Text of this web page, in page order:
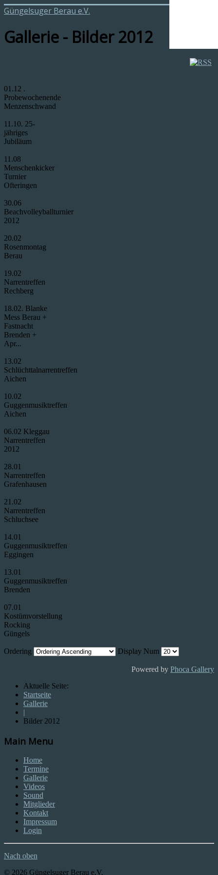
Güngelsuger Berau e.V.
Gallerie - Bilder 2012
01.12 .
Probewochenende
Menzenschwand
11.10. 25-
jähriges
Jubiläum
11.08
Menschenkicker
Turnier
Ofteringen
30.06
Beachvolleyballturnier
2012
20.02
Rosenmontag
Berau
19.02
Narrentreffen
Rechberg
18.02. Blanke
Mess Berau +
Fastnacht
Brenden +
Apr...
13.02
Schlüchttalnarrentreffen
Aichen
10.02
Guggenmusiktreffen
Aichen
06.02 Kleggau
Narrentreffen
2012
28.01
Narrentreffen
Grafenhausen
21.02
Narrentreffen
Schluchsee
14.01
Guggenmusiktreffen
Eggingen
13.01
Guggenmusiktreffen
Brenden
07.01
Kostümvorstellung
Rocking
Güngels
Ordering Display Num
Powered by Phoca Gallery
Aktuelle Seite:
Startseite
Gallerie
|
Bilder 2012
Main Menu
Home
Termine
Gallerie
Videos
Sound
Mitglieder
Kontakt
Impressum
Login
Nach oben
© 2026 Güngelsuger Berau e.V.